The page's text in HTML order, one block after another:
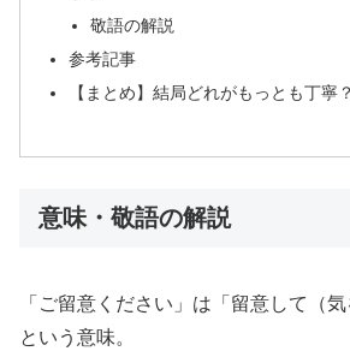
敬語の解説
参考記事
【まとめ】結局どれがもっとも丁寧？
意味・敬語の解説
「ご留意ください」は「留意して（
という意味。